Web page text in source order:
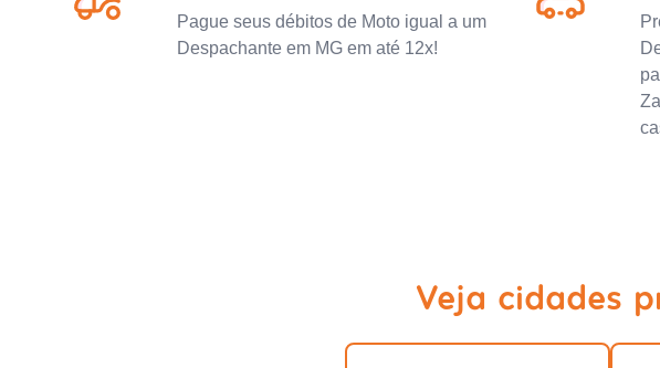
Pague seus débitos de Moto igual a um
Despachante em MG em até 12x!
Veja cidades